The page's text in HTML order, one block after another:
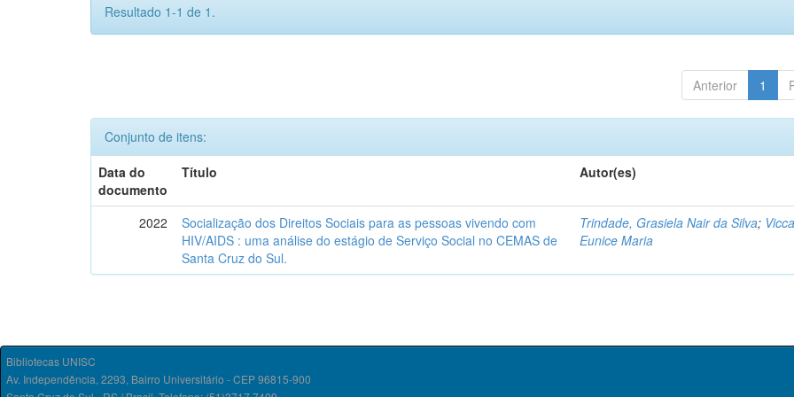
Resultado 1-1 de 1.
Anterior 1
Conjunto de itens:
Data do
documento
Título Autor(es)
2022
Socialização dos Direitos Sociais para as pessoas vivendo com
HIV/AIDS : uma análise do estágio de Serviço Social no CEMAS de
Santa Cruz do Sul.
Trindade, Grasiela Nair da Silva;
Eunice Maria
Bibliotecas UNISC
Av. Independência, 2293, Bairro Universitário - CEP 96815-900